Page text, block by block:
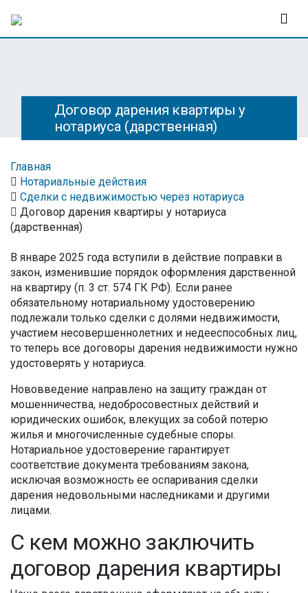
Договор дарения квартиры у
нотариуса (дарственная)
Главная
Нотариальные действия
Сделки с недвижимостью через нотариуса
Договор дарения квартиры у нотариуса
(дарственная)
В январе 2025 года вступили в действие поправки в
закон, изменившие порядок оформления дарственной
на квартиру (п. 3 ст. 574 ГК РФ). Если ранее
обязательному нотариальному удостоверению
подлежали только сделки с долями недвижимости,
участием несовершеннолетних и недееспособных лиц,
то теперь все договоры дарения недвижимости нужно
удостоверять у нотариуса.
Нововведение направлено на защиту граждан от
мошенничества, недобросовестных действий и
юридических ошибок, влекущих за собой потерю
жилья и многочисленные судебные споры.
Нотариальное удостоверение гарантирует
соответствие документа требованиям закона,
исключая возможность ее оспаривания сделки
дарения недовольными наследниками и другими
лицами.
С кем можно заключить
договор дарения квартиры